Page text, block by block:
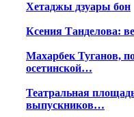
Хетаджы дзуары бон
Ксения Танделова:
Махарбек Туганов,
осетинской…
Театральная
выпускников…